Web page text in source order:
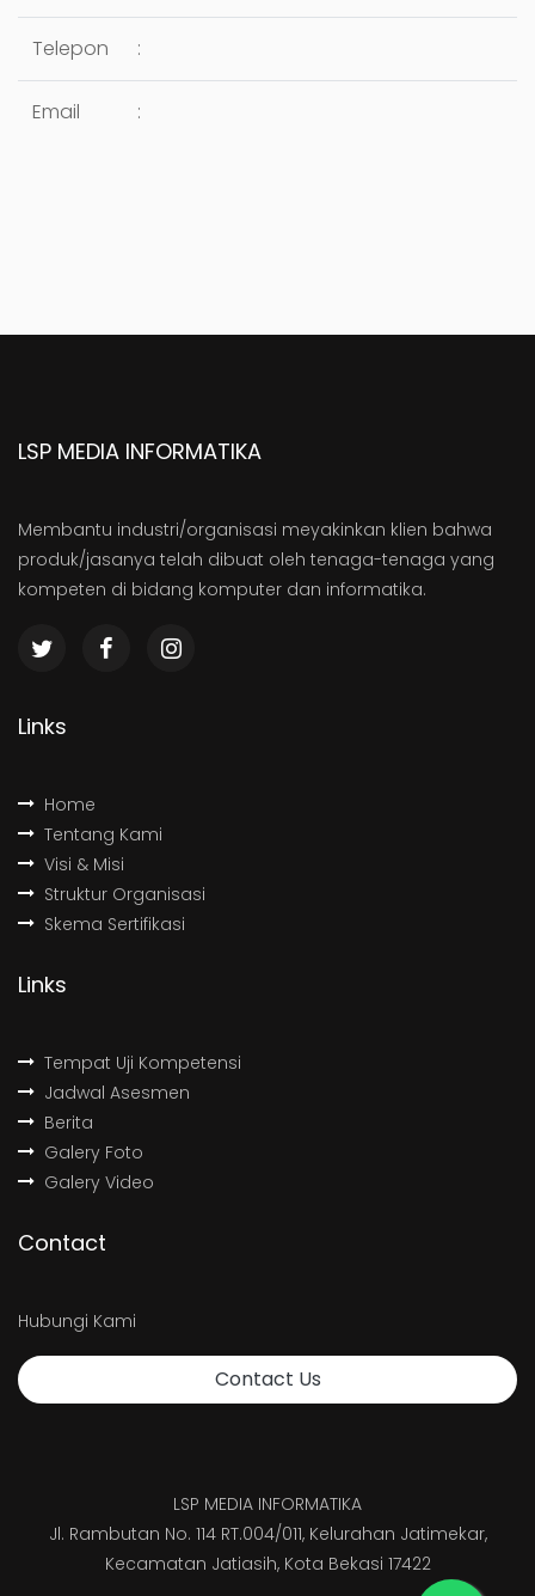
Telepon :
Email :
LSP MEDIA INFORMATIKA
Membantu industri/organisasi meyakinkan klien bahwa
produk/jasanya telah dibuat oleh tenaga-tenaga yang
kompeten di bidang komputer dan informatika.
Links
Home
Tentang Kami
Visi & Misi
Struktur Organisasi
Skema Sertifikasi
Links
Tempat Uji Kompetensi
Jadwal Asesmen
Berita
Galery Foto
Galery Video
Contact
Hubungi Kami
Contact Us
LSP MEDIA INFORMATIKA
Jl. Rambutan No. 114 RT.004/011, Kelurahan Jatimekar,
Kecamatan Jatiasih, Kota Bekasi 17422